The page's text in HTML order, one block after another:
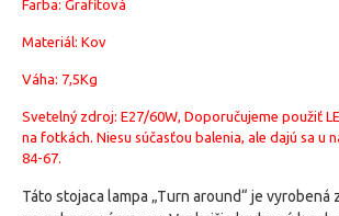
Farba: Grafitová
Materiál: Kov
Váha: 7,5Kg
Svetelný zdroj: E27/60W, Doporučujeme použiť
na fotkách. Niesu súčasťou balenia, ale dajú sa u
84-67.
Táto stojaca lampa „Turn around“ je